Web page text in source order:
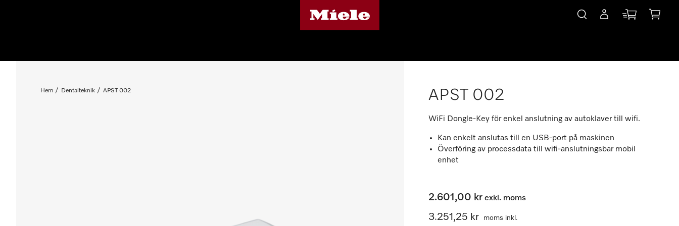
Hem Dentalteknik APST 002 APST 002
WiFi Dongle-Key för enkel anslutning av autoklaver till wifi.
Kan enkelt anslutas till en USB-port på maskinen
Överföring av processdata till wifi-anslutningsbar mobil
enhet
2.601,00 kr exkl. moms
3.251,25 kr moms inkl.